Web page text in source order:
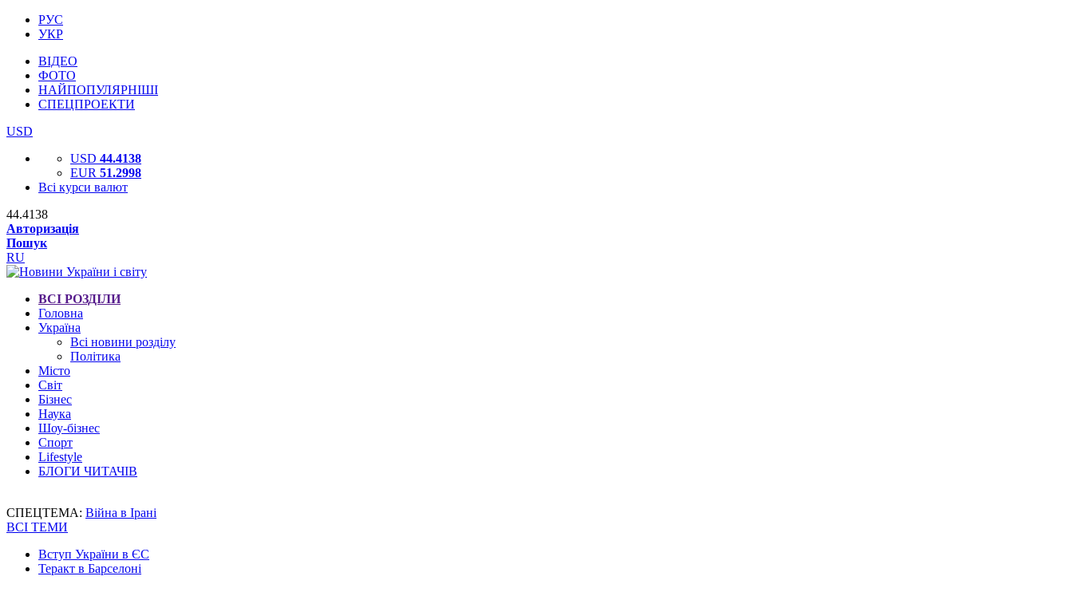
РУС
УКР
ВІДЕО
ФОТО
НАЙПОПУЛЯРНІШІ
СПЕЦПРОЕКТИ
USD
USD 44.4138
EUR 51.2998
Всі курси валют
44.4138
Авторизація
Пошук
RU
ВСІ РОЗДІЛИ
Головна
Україна
Всі новини розділу
Політика
Місто
Світ
Бізнес
Наука
Шоу-бізнес
Спорт
Lifestyle
БЛОГИ ЧИТАЧІВ
СПЕЦТЕМА: Війна в Ірані
ВСІ ТЕМИ
Вступ України в ЄС
Теракт в Барселоні